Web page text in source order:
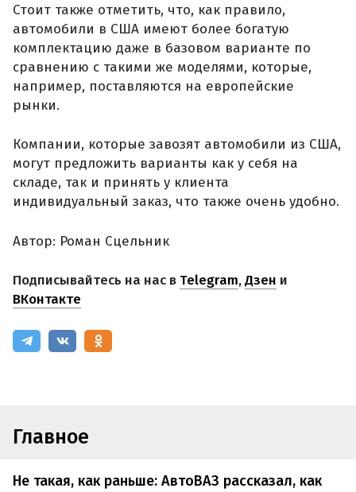
Стоит также отметить, что, как правило,
автомобили в США имеют более богатую
комплектацию даже в базовом варианте по
сравнению с такими же моделями, которые,
например, поставляются на европейские
рынки.
Компании, которые завозят автомобили из США,
могут предложить варианты как у себя на
складе, так и принять у клиента
индивидуальный заказ, что также очень удобно.
Автор: Роман Сцельник
Подписывайтесь на нас в Telegram,Дзен и
ВКонтакте
Главное
Не такая, как раньше: АвтоВАЗ рассказал, как